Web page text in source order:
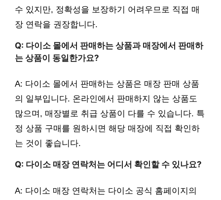
수 있지만, 정확성을 보장하기 어려우므로 직접 매
장 연락을 권장합니다.
Q: 다이소 몰에서 판매하는 상품과 매장에서 판매하
는 상품이 동일한가요?
A: 다이소 몰에서 판매하는 상품은 매장 판매 상품
의 일부입니다. 온라인에서 판매하지 않는 상품도
많으며, 매장별로 취급 상품이 다를 수 있습니다. 특
정 상품 구매를 원하시면 해당 매장에 직접 확인하
는 것이 좋습니다.
Q: 다이소 매장 연락처는 어디서 확인할 수 있나요?
A: 다이소 매장 연락처는 다이소 공식 홈페이지의